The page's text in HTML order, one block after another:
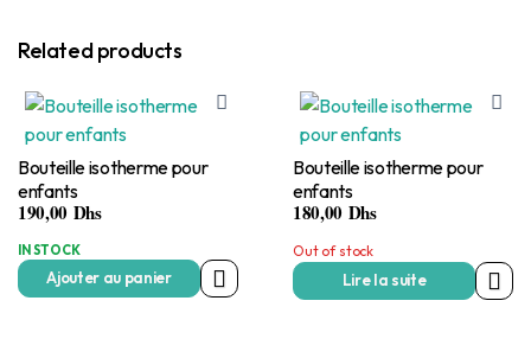
Related products
Bouteille isotherme pour
enfants
190,00 Dhs
IN STOCK
Ajouter au panier
Bouteille isotherme pour
enfants
180,00 Dhs
Out of stock
Lire la suite